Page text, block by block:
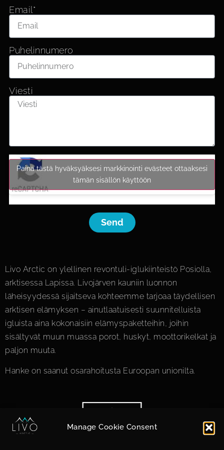
Manage Cookie Consent
Email*
Puhelinnumero
Viesti
Paina tästä hyväksyäksesi markkinointi evästeet ottaaksesi
tämän sisällön käyttöön
Send
Livo Arctic on ylellinen revontuli-iglukiinteistö Posiolla,
arktisessa Lapissa. Livojärven kauniin luonnon
läheisyydessä sijaitseva kohteemme tarjoaa täydellisen
arktisen elämyksen – ainutlaatuisesti suunnitelluista
igluista aina kokonaisiin elämys­paketteihin, joihin
sisältyvät muun muassa porot, huskyt, moottorikelkat ja
paljon muuta.
Hanke on saanut osarahoitusta Euroopan unionilta.